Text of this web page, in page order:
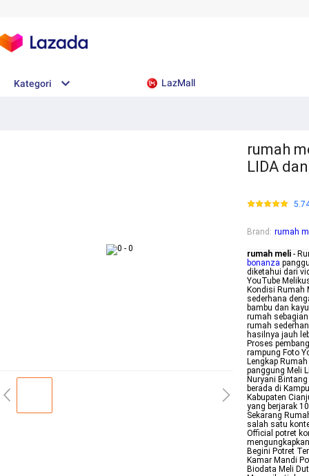
Kategori LazMall
rumah
LIDA
Brand : rumah
rumah meli -
bonanza
diketahui dari
YouTube
Kondisi Rumah
sederhana
bambu dan
rumah
rumah
hasilnya jauh
Proses
rampung Foto
Lengkap
panggung Meli
Nuryani
berada di
Kabupaten
yang berjarak
Sekarang
salah satu
Official potret
Begini Potret
Kamar Mandi
Biodata Meli